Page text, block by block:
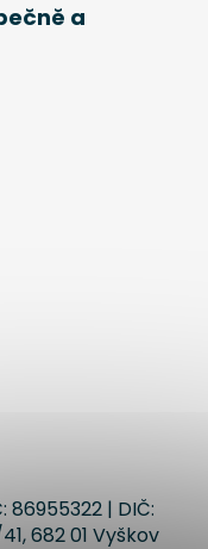
a
| DIČ:
682 01 Vyškov